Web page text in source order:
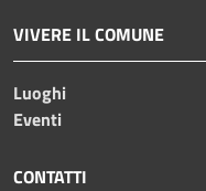
VIVERE IL COMUNE
Luoghi
Eventi
CONTATTI